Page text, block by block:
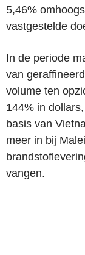
5,46%
vastgestelde
In de periode
van
volume ten
144% in
basis van
meer in bij
vangen.